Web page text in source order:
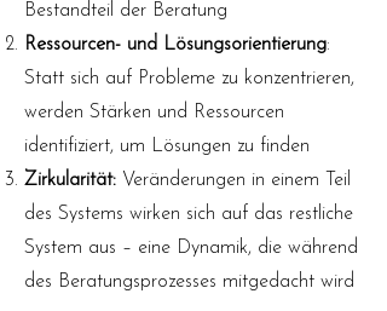
Bestandteil der Beratung
Ressourcen- und Lösungsorientierung:
Statt sich auf Probleme zu konzentrieren,
werden Stärken und Ressourcen
identifiziert, um Lösungen zu finden
Zirkularität: Veränderungen in einem Teil
des Systems wirken sich auf das restliche
System aus – eine Dynamik, die während
des Beratungsprozesses mitgedacht wird